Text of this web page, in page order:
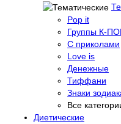
Pop it
Группы К-
С приколами
Love is
Денежные
Тиффани
Знаки
Все
Диетические